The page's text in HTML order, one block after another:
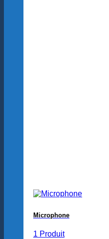
Microphone
1 Produit